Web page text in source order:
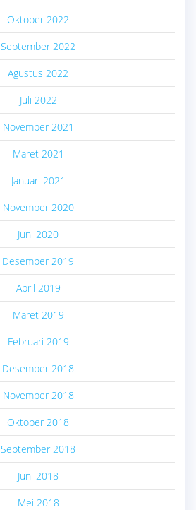
Oktober 2022
September 2022
Agustus 2022
Juli 2022
November 2021
Maret 2021
Januari 2021
November 2020
Juni 2020
Desember 2019
April 2019
Maret 2019
Februari 2019
Desember 2018
November 2018
Oktober 2018
September 2018
Juni 2018
Mei 2018